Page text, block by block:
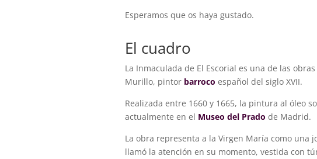
Esperamos que os haya gustado.
​El cuadro
La Inmaculada de El Escorial es una de las
Murillo, pintor barroco español del siglo XVII.
Realizada entre 1660 y 1665, la pintura al óleo
actualmente en el Museo del Prado de Madrid.
La obra representa a la Virgen María como una
llamó la atención en su momento, vestida con